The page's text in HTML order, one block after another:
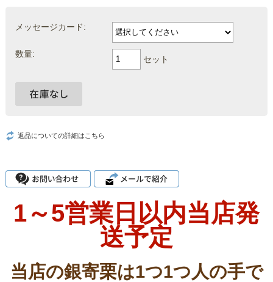
メッセージカード:
数量:
セット
返品についての詳細はこちら
1～5営業日以内当店発
送予定
当店の銀寄栗は1つ1つ人の手で